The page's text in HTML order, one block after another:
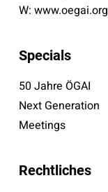
W: www.oegai.org
Specials
50 Jahre ÖGAI
Next Generation
Meetings
Rechtliches